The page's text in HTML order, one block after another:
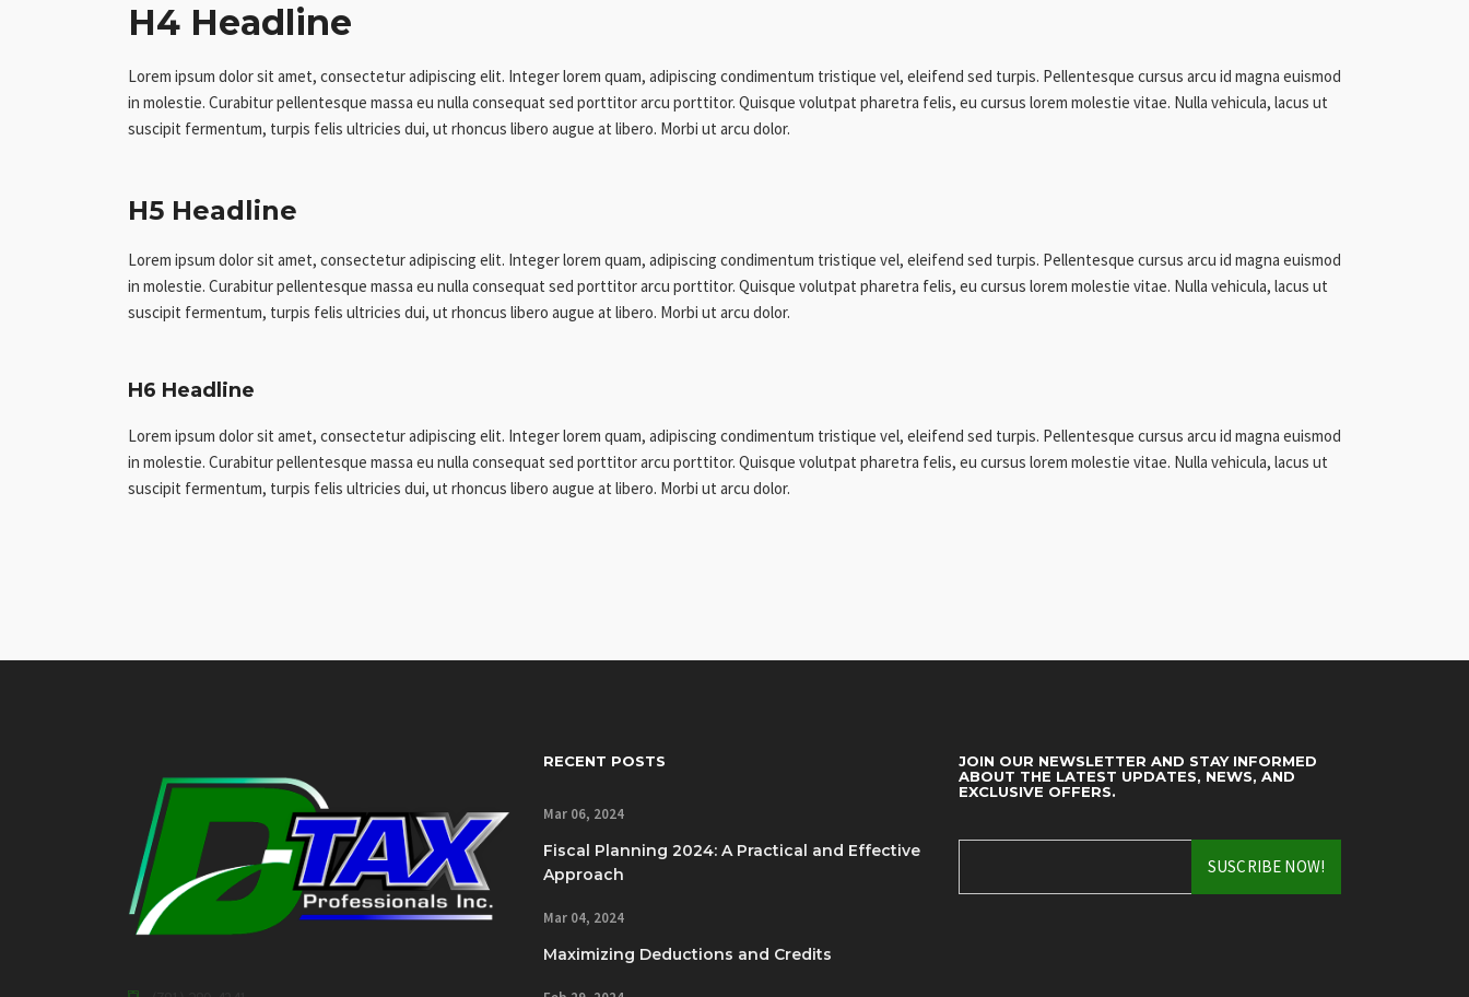
H4 Headline
Lorem ipsum dolor sit amet, consectetur adipiscing elit. Integer lorem quam, adipiscing condimentum tristique vel, eleifend sed turpis. Pellentesque cursus arcu id magna euismod
in molestie. Curabitur pellentesque massa eu nulla consequat sed porttitor arcu porttitor. Quisque volutpat pharetra felis, eu cursus lorem molestie vitae. Nulla vehicula, lacus ut
suscipit fermentum, turpis felis ultricies dui, ut rhoncus libero augue at libero. Morbi ut arcu dolor.
H5 Headline
Lorem ipsum dolor sit amet, consectetur adipiscing elit. Integer lorem quam, adipiscing condimentum tristique vel, eleifend sed turpis. Pellentesque cursus arcu id magna euismod
in molestie. Curabitur pellentesque massa eu nulla consequat sed porttitor arcu porttitor. Quisque volutpat pharetra felis, eu cursus lorem molestie vitae. Nulla vehicula, lacus ut
suscipit fermentum, turpis felis ultricies dui, ut rhoncus libero augue at libero. Morbi ut arcu dolor.
H6 Headline
Lorem ipsum dolor sit amet, consectetur adipiscing elit. Integer lorem quam, adipiscing condimentum tristique vel, eleifend sed turpis. Pellentesque cursus arcu id magna euismod
in molestie. Curabitur pellentesque massa eu nulla consequat sed porttitor arcu porttitor. Quisque volutpat pharetra felis, eu cursus lorem molestie vitae. Nulla vehicula, lacus ut
suscipit fermentum, turpis felis ultricies dui, ut rhoncus libero augue at libero. Morbi ut arcu dolor.
RECENT POSTS
Mar 06, 2024
Fiscal Planning 2024: A Practical and Effective
Approach
Mar 04, 2024
Maximizing Deductions and Credits
JOIN OUR NEWSLETTER AND STAY INFORMED
ABOUT THE LATEST UPDATES, NEWS, AND
EXCLUSIVE OFFERS.